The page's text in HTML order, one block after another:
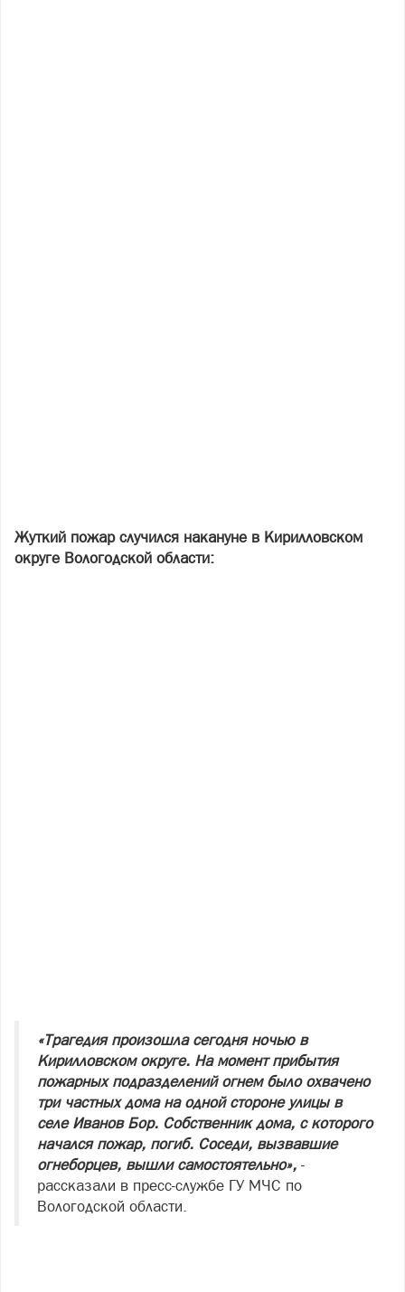
Жуткий пожар случился накануне в Кирилловском
округе Вологодской области:
«Трагедия произошла сегодня ночью в
Кирилловском округе. На момент прибытия
пожарных подразделений огнем было охвачено
три частных дома на одной стороне улицы в
селе Иванов Бор. Собственник дома, с которого
начался пожар, погиб. Соседи, вызвавшие
огнеборцев, вышли самостоятельно», -
рассказали в пресс-службе ГУ МЧС по
Вологодской области.